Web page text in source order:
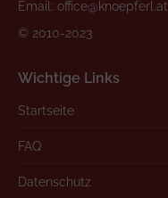
Email: office@knoepferl.at
© 2010-2023
Wichtige Links
Startseite
FAQ
Datenschutz